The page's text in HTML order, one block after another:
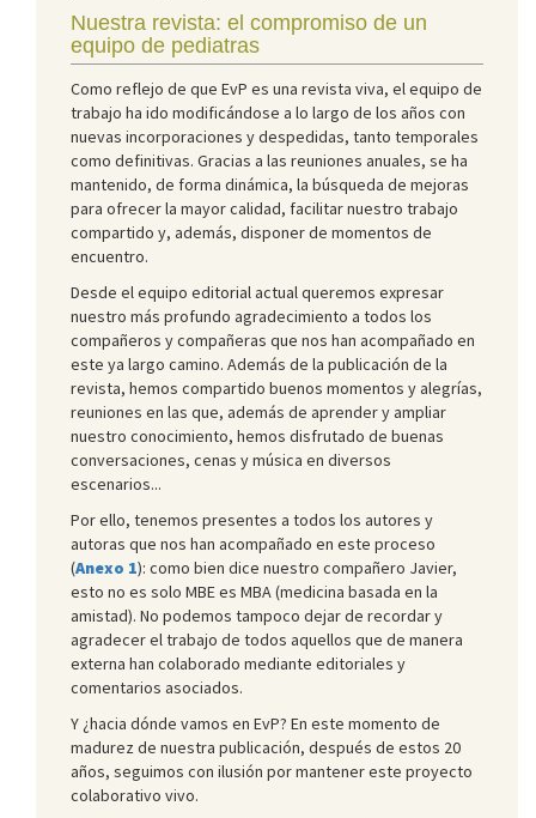
Nuestra revista: el compromiso de un
equipo de pediatras
Como reflejo de que EvP es una revista viva, el equipo de
trabajo ha ido modificándose a lo largo de los años con
nuevas incorporaciones y despedidas, tanto temporales
como definitivas. Gracias a las reuniones anuales, se ha
mantenido, de forma dinámica, la búsqueda de mejoras
para ofrecer la mayor calidad, facilitar nuestro trabajo
compartido y, además, disponer de momentos de
encuentro.
Desde el equipo editorial actual queremos expresar
nuestro más profundo agradecimiento a todos los
compañeros y compañeras que nos han acompañado en
este ya largo camino. Además de la publicación de la
revista, hemos compartido buenos momentos y alegrías,
reuniones en las que, además de aprender y ampliar
nuestro conocimiento, hemos disfrutado de buenas
conversaciones, cenas y música en diversos
escenarios...
Por ello, tenemos presentes a todos los autores y
autoras que nos han acompañado en este proceso
(Anexo 1): como bien dice nuestro compañero Javier,
esto no es solo MBE es MBA (medicina basada en la
amistad). No podemos tampoco dejar de recordar y
agradecer el trabajo de todos aquellos que de manera
externa han colaborado mediante editoriales y
comentarios asociados.
Y ¿hacia dónde vamos en EvP? En este momento de
madurez de nuestra publicación, después de estos 20
años, seguimos con ilusión por mantener este proyecto
colaborativo vivo.